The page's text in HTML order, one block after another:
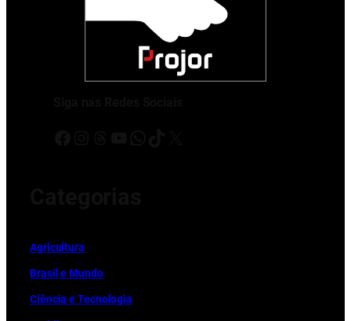
Agricultura
Brasil e Mundo
Ciência e Tecnologia